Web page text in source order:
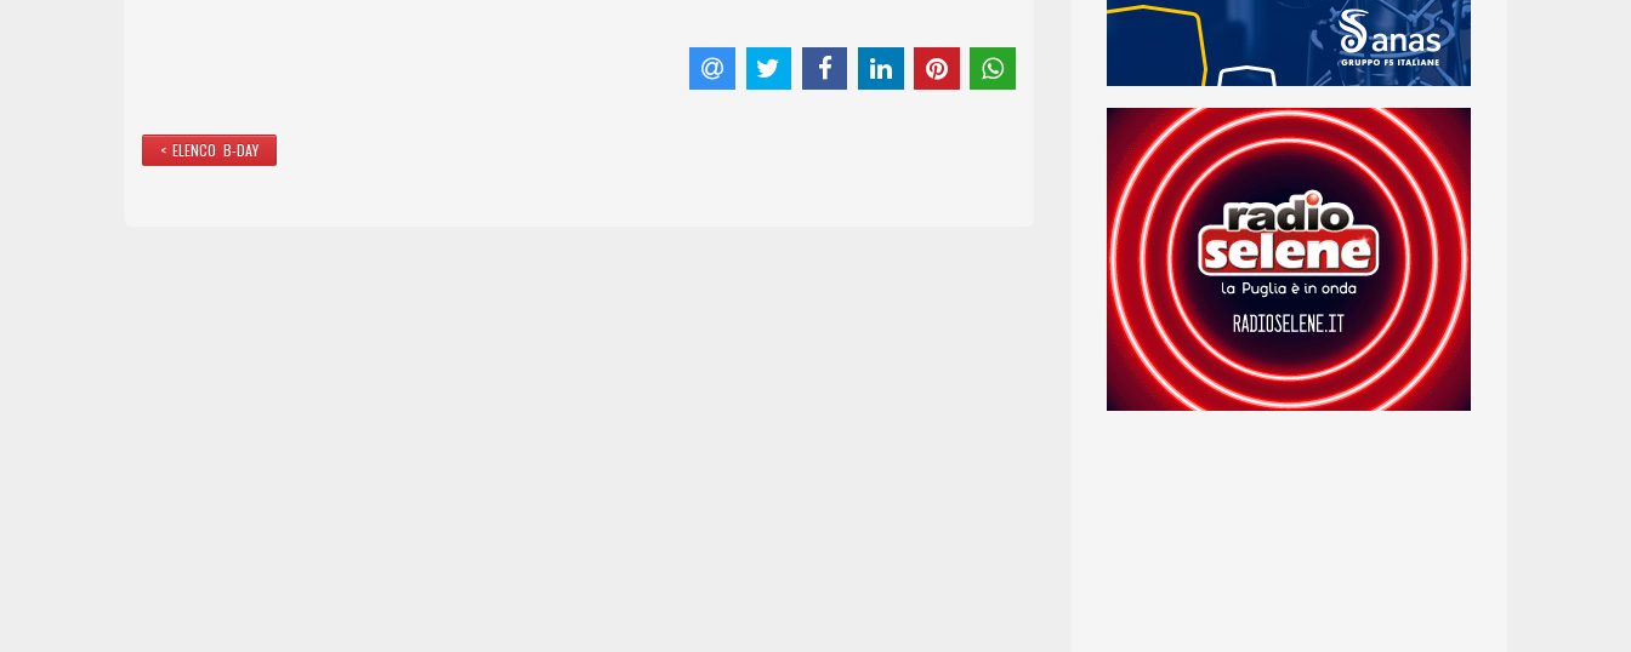
< ELENCO B-DAY